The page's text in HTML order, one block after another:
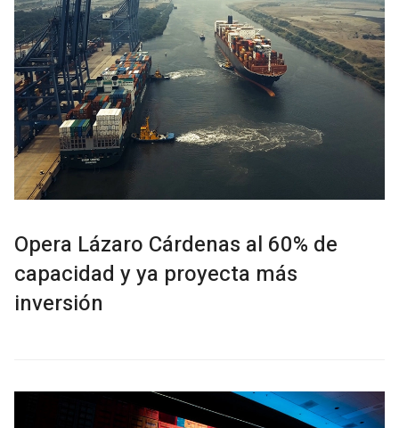
Opera Lázaro Cárdenas al 60% de
capacidad y ya proyecta más
inversión